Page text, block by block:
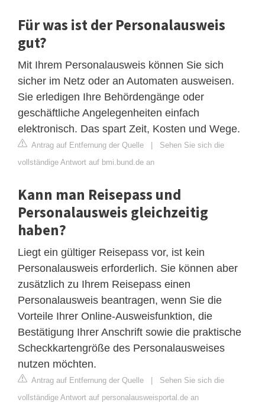
Für was ist der Personalausweis
gut?
Mit Ihrem Personalausweis können Sie sich
sicher im Netz oder an Automaten ausweisen.
Sie erledigen Ihre Behördengänge oder
geschäftliche Angelegenheiten einfach
elektronisch. Das spart Zeit, Kosten und Wege.
Antrag auf Entfernung der Quelle | Sehen Sie sich die
vollständige Antwort auf bmi.bund.de an
Kann man Reisepass und
Personalausweis gleichzeitig
haben?
Liegt ein gültiger Reisepass vor, ist kein
Personalausweis erforderlich. Sie können aber
zusätzlich zu Ihrem Reisepass einen
Personalausweis beantragen, wenn Sie die
Vorteile Ihrer Online-Ausweisfunktion, die
Bestätigung Ihrer Anschrift sowie die praktische
Scheckkartengröße des Personalausweises
nutzen möchten.
Antrag auf Entfernung der Quelle | Sehen Sie sich die
vollständige Antwort auf personalausweisportal.de an